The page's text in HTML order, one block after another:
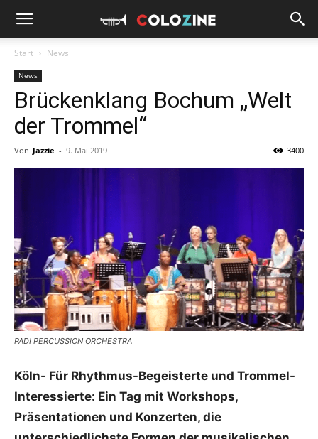
Start News
News
Brückenklang Bochum „Welt
der Trommel“
Von Jazzie - 9. Mai 2019 3400
PADI PERCUSSION ORCHESTRA
Köln- Für Rhythmus-Begeisterte und Trommel-
Interessierte: Ein Tag mit Workshops,
Präsentationen und Konzerten, die